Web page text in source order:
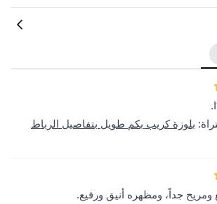
: بلوزة كريب بكم طويل بتفاصيل الرباط
ومريح جداً، ومظهره أنيق ورفيع.